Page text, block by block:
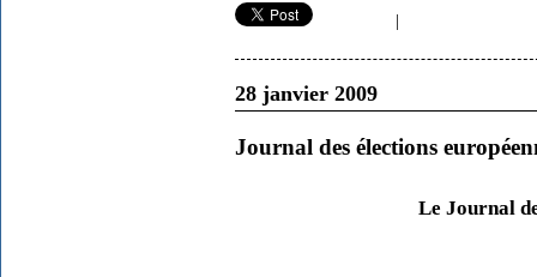
|
28 janvier 2009
Journal des élections
Le Journal